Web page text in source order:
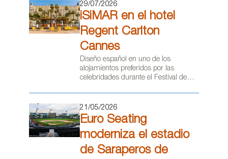
filtrar
29/07/2026
iSiMAR en el hotel
Regent Carlton
Cannes
Diseño español en uno de los
alojamientos preferidos por las
celebridades durante el Festival de
21/05/2026
Euro Seating
moderniza el estadio
de Saraperos de